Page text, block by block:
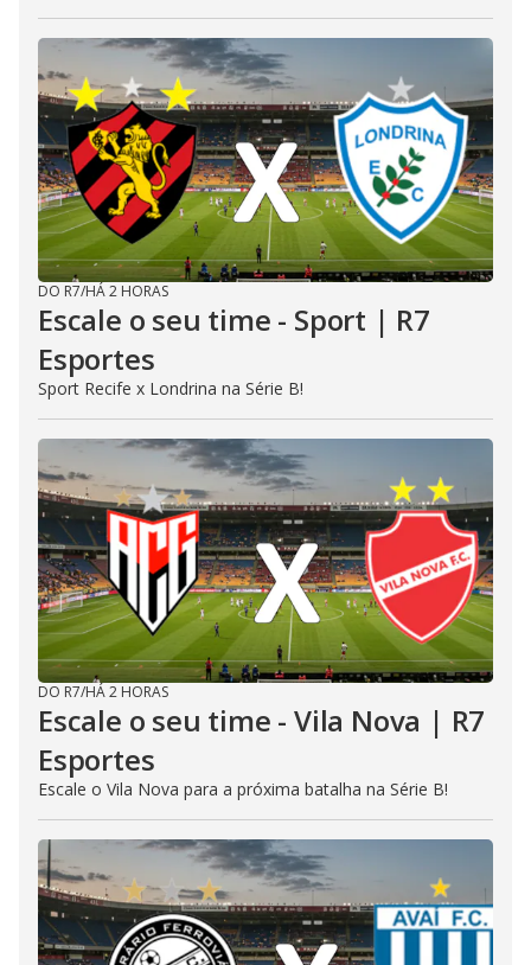
DO R7/HÁ 2 HORAS
Escale o seu time - Sport | R7
Esportes
Sport Recife x Londrina na Série B!
DO R7/HÁ 2 HORAS
Escale o seu time - Vila Nova | R7
Esportes
Escale o Vila Nova para a próxima batalha na Série B!